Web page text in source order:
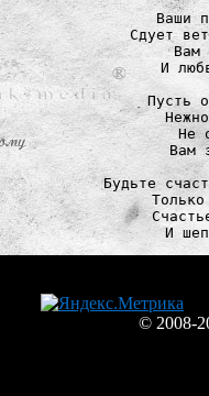
Ваши
Сдует
Вам
И
Пусть
Не
Вам
Будьте
© 2008-